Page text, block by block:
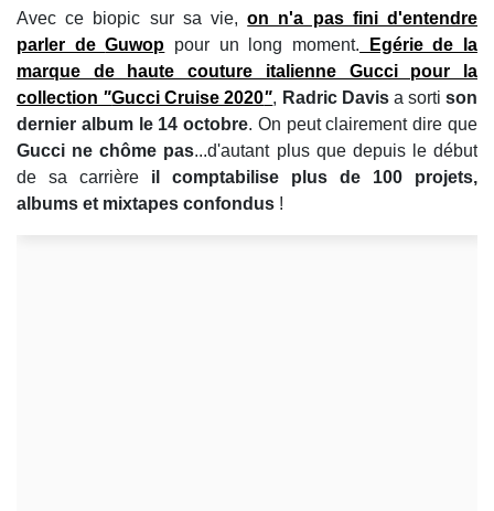
Avec ce biopic sur sa vie,on n'a pas fini d'entendre
parler deGuwop pour un long moment. Egérie de la
marque de haute couture italienne Gucci pour la
collection "Gucci Cruise 2020", Radric Davisa sorti son
dernier album le 14 octobre. On peut clairement dire que
Gucci ne chôme pas...d'autant plus que depuis le début
de sa carrière il comptabilise plus de 100 projets,
albums et mixtapes confondus !